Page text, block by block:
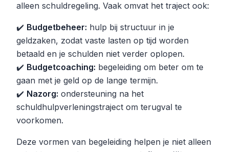
alleen schuldregeling. Vaak omvat het traject ook:
✔️ Budgetbeheer: hulp bij structuur in je
geldzaken, zodat vaste lasten op tijd worden
betaald en je schulden niet verder oplopen.
✔️ Budgetcoaching: begeleiding om beter om te
gaan met je geld op de lange termijn.
✔️ Nazorg: ondersteuning na het
schuldhulpverleningstraject om terugval te
voorkomen.
Deze vormen van begeleiding helpen je niet alleen